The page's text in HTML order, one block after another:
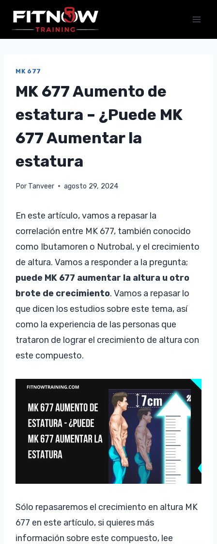
contenido
MK 677
MK 677 Aumento de
estatura – ¿Puede MK
677 Aumentar la
estatura
Por Tanveer agosto 29, 2024
En este artículo, vamos a repasar la
correlación entre MK 677, también conocido
como Ibutamoren o Nutrobal, y el crecimiento
de altura. Vamos a responder a la pregunta;
puede MK 677 aumentar la altura u otro
brote de crecimiento. Vamos a repasar lo
que dicen los estudios sobre este tema, así
como la experiencia de las personas que
trataron de lograr el crecimiento de altura con
este compuesto.
Sólo repasaremos el crecimiento en altura MK
677 en este artículo, si quieres más
información sobre este compuesto, lee